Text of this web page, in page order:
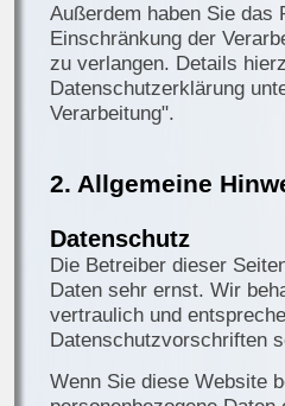
Außerdem haben Sie das
Einschränkung der
zu verlangen. Details
Datenschutzerklärung
Verarbeitung".
2. Allgemeine
Datenschutz
Die Betreiber dieser
Daten sehr ernst. Wir
vertraulich und
Datenschutzvorschriften
Wenn Sie diese Website